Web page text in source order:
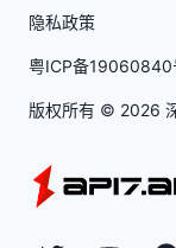
隐私政策
粤ICP备19060840
版权所有 © 2026